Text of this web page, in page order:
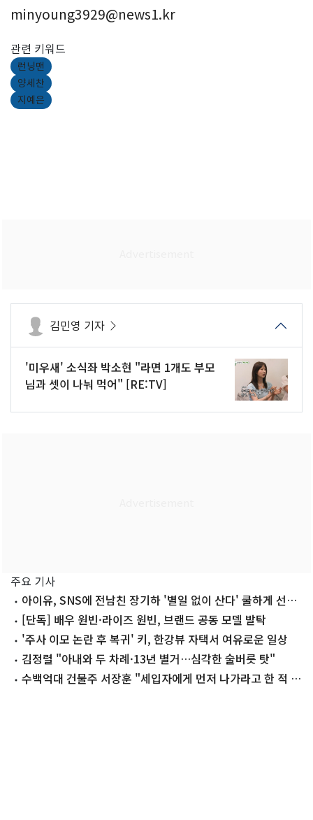
minyoung3929@news1.kr
관련 키워드
런닝맨
양세찬
지예은
김민영 기자
'미우새' 소식좌 박소현 "라면 1개도 부모
님과 셋이 나눠 먹어" [RE:TV]
주요 기사
아이유, SNS에 전남친 장기하 '별일 없이 산다' 쿨하게 선곡
'깜짝'
[단독] 배우 원빈·라이즈 원빈, 브랜드 공동 모델 발탁
'주사 이모 논란 후 복귀' 키, 한강뷰 자택서 여유로운 일상
김정렬 "아내와 두 차례·13년 별거…심각한 술버릇 탓"
수백억대 건물주 서장훈 "세입자에게 먼저 나가라고 한 적 없